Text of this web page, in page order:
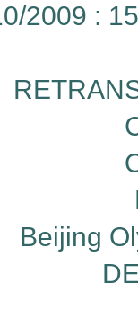
2009 :
Beijing